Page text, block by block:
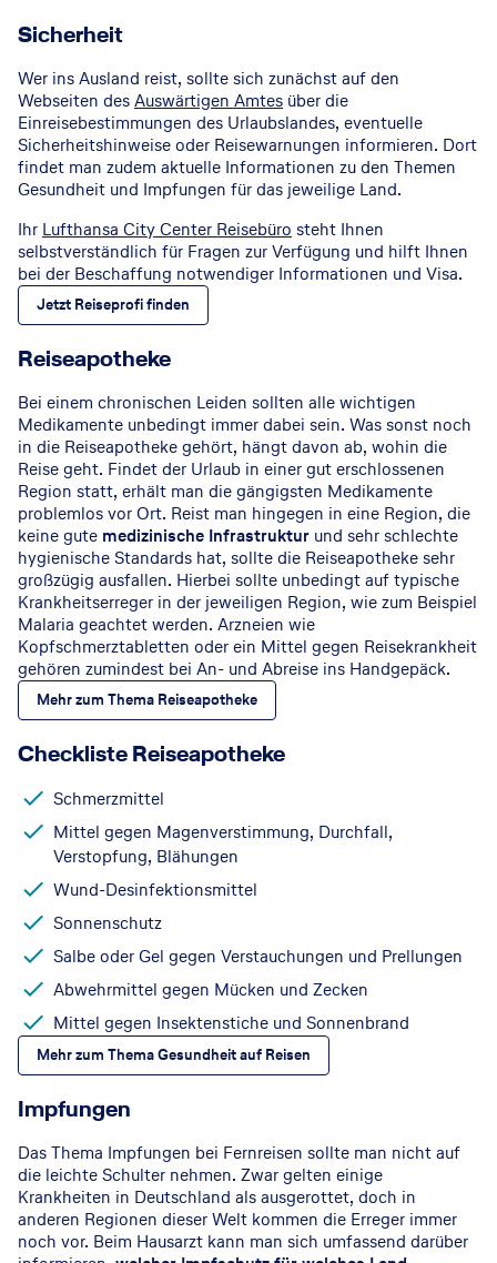
Sicherheit
Wer ins Ausland reist, sollte sich zunächst auf den
Webseiten desAuswärtigen Amtes über die
Einreisebestimmungen des Urlaubslandes, eventuelle
Sicherheitshinweise oder Reisewarnungen informieren. Dort
findet man zudem aktuelle Informationen zu den Themen
Gesundheit und Impfungen für das jeweilige Land.
Ihr Lufthansa City Center Reisebüro steht Ihnen
selbstverständlich für Fragen zur Verfügung und hilft Ihnen
bei der Beschaffung notwendiger Informationen und Visa.
Jetzt Reiseprofi finden
Reiseapotheke
Bei einem chronischen Leiden sollten alle wichtigen
Medikamente unbedingt immer dabei sein. Was sonst noch
in die Reiseapotheke gehört, hängt davon ab, wohin die
Reise geht. Findet der Urlaub in einer gut erschlossenen
Region statt, erhält man die gängigsten Medikamente
problemlos vor Ort. Reist man hingegen in eine Region, die
keine gute medizinische Infrastruktur und sehr schlechte
hygienische Standards hat, sollte die Reiseapotheke sehr
großzügig ausfallen. Hierbei sollte unbedingt auf typische
Krankheitserreger in der jeweiligen Region, wie zum Beispiel
Malaria geachtet werden. Arzneien wie
Kopfschmerztabletten oder ein Mittel gegen Reisekrankheit
gehören zumindest bei An- und Abreise ins Handgepäck.
Mehr zum Thema Reiseapotheke
Checkliste Reiseapotheke
Schmerzmittel
Mittel gegen Magenverstimmung, Durchfall,
Verstopfung, Blähungen
Wund-Desinfektionsmittel
Sonnenschutz
Salbe oder Gel gegen Verstauchungen und Prellungen
Abwehrmittel gegen Mücken und Zecken
Mittel gegen Insektenstiche und Sonnenbrand
Mehr zum Thema Gesundheit auf Reisen
Impfungen
Das Thema Impfungen bei Fernreisen sollte man nicht auf
die leichte Schulter nehmen. Zwar gelten einige
Krankheiten in Deutschland als ausgerottet, doch in
anderen Regionen dieser Welt kommen die Erreger immer
noch vor. Beim Hausarzt kann man sich umfassend darüber